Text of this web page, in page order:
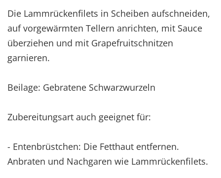
Die Lammrückenfilets in Scheiben aufschneiden,
auf vorgewärmten Tellern anrichten, mit Sauce
überziehen und mit Grapefruitschnitzen
garnieren.
Beilage: Gebratene Schwarzwurzeln
Zubereitungsart auch geeignet für:
- Entenbrüstchen: Die Fetthaut entfernen.
Anbraten und Nachgaren wie Lammrückenfilets.